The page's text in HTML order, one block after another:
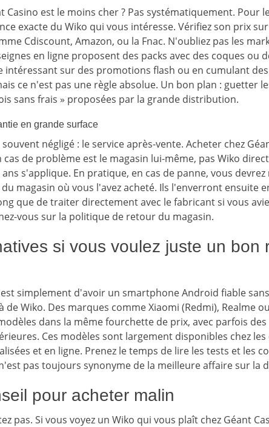
Casino est le moins cher ? Pas systématiquement. Pour
exacte du Wiko qui vous intéresse. Vérifiez son prix
Cdiscount, Amazon, ou la Fnac. N'oubliez pas les
en ligne proposent des packs avec des coques ou
intéressant sur des promotions flash ou en cumulant
ce n'est pas une règle absolue. Un bon plan : guetter
sans frais » proposées par la grande distribution.
en grande surface
négligé : le service après-vente. Acheter chez
de problème est le magasin lui-même, pas Wiko
s'applique. En pratique, en cas de panne, vous
magasin où vous l'avez acheté. Ils l'enverront ensuite
que de traiter directement avec le fabricant si vous
vous sur la politique de retour du magasin.
si vous voulez juste un bon
simplement d'avoir un smartphone Android fiable
de Wiko. Des marques comme Xiaomi (Redmi), Realme
dans la même fourchette de prix, avec parfois
Ces modèles sont largement disponibles chez
et en ligne. Prenez le temps de lire les tests et les
pas toujours synonyme de la meilleure affaire sur la
pour acheter malin
pas. Si vous voyez un Wiko qui vous plaît chez Géant